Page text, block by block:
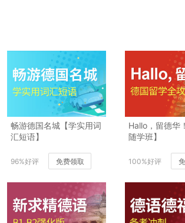
畅游德国名城【学实用词
汇短语】
96%好评 免费领取
Hallo，留德华
随学班】
100%好评